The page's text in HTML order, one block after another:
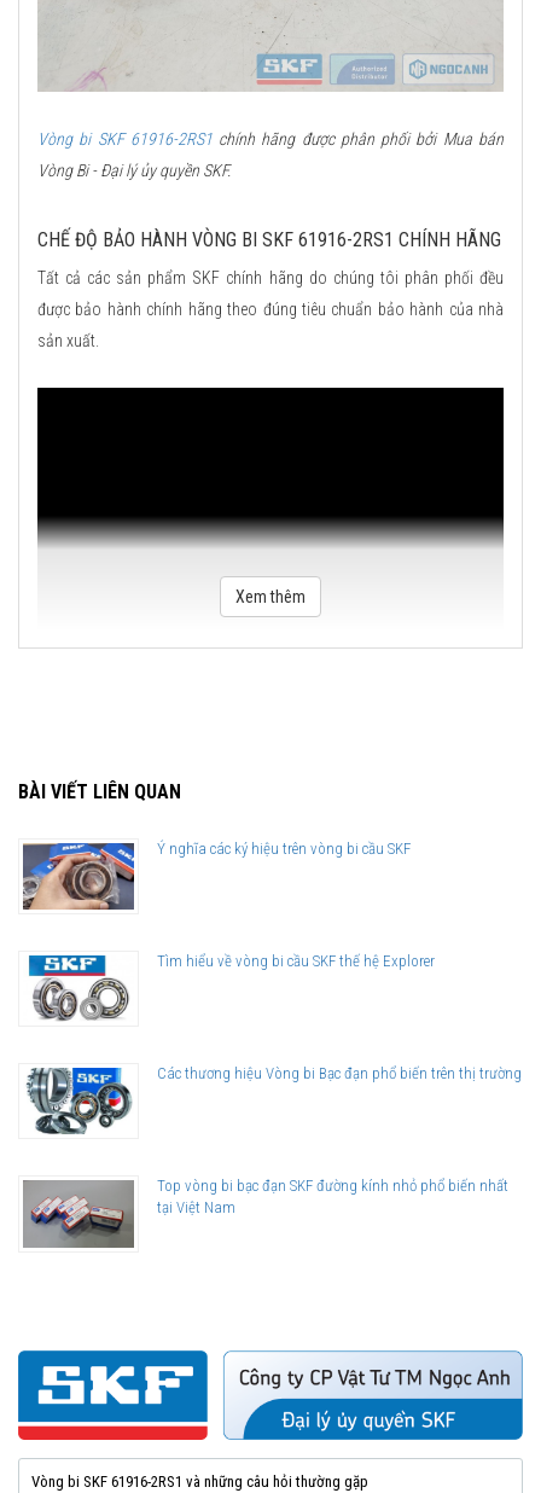
Vòng bi SKF 61916-2RS1chính hãng được phân phối bởi Mua bán
Vòng Bi - Đại lý ủy quyền SKF.
CHẾ ĐỘ BẢO HÀNH VÒNG BI SKF 61916-2RS1 CHÍNH HÃNG
Tất cả các sản phẩm SKF chính hãng do chúng tôi phân phối đều
được bảo hành chính hãng theo đúng tiêu chuẩn bảo hành của nhà
sản xuất.
Xem thêm
BÀI VIẾT LIÊN QUAN
Ý nghĩa các ký hiệu trên vòng bi cầu SKF
Tìm hiểu về vòng bi cầu SKF thế hệ Explorer
Các thương hiệu Vòng bi Bạc đạn phổ biến trên thị trường
Top vòng bi bạc đạn SKF đường kính nhỏ phổ biến nhất
tại Việt Nam
Vòng bi SKF 61916-2RS1 và những câu hỏi thường gặp